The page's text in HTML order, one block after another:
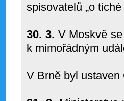
spisovatelů „o
30. 3. V Moskvě
k mimořádným
V Brně byl